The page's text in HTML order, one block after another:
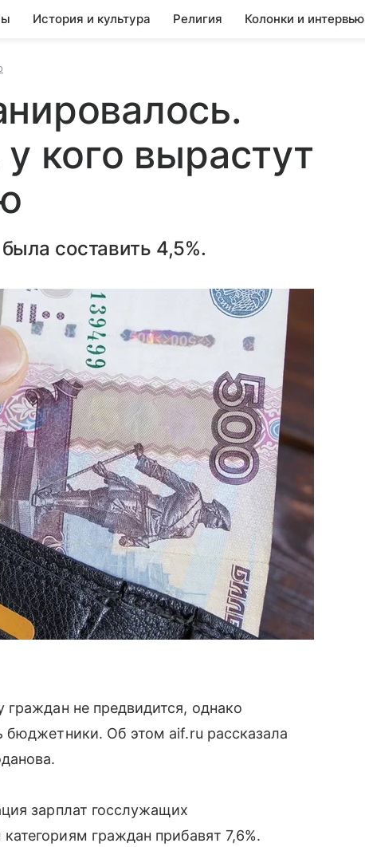
История и культура Религия Колонки и интервью
кого вырастут
составить 4,5%.
граждан не предвидится, однако
бюджетники. Об этом aif.ru рассказала
зарплат госслужащих
граждан прибавят 7,6%.